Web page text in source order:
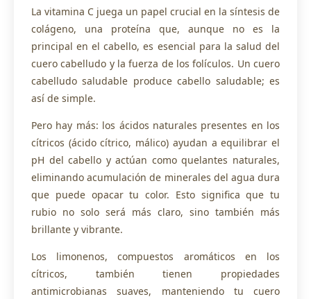
La vitamina C juega un papel crucial en la síntesis de
colágeno, una proteína que, aunque no es la
principal en el cabello, es esencial para la salud del
cuero cabelludo y la fuerza de los folículos. Un cuero
cabelludo saludable produce cabello saludable; es
así de simple.
Pero hay más: los ácidos naturales presentes en los
cítricos (ácido cítrico, málico) ayudan a equilibrar el
pH del cabello y actúan como quelantes naturales,
eliminando acumulación de minerales del agua dura
que puede opacar tu color. Esto significa que tu
rubio no solo será más claro, sino también más
brillante y vibrante.
Los limonenos, compuestos aromáticos en los
cítricos, también tienen propiedades
antimicrobianas suaves, manteniendo tu cuero